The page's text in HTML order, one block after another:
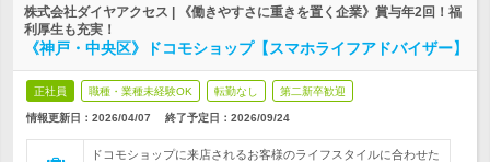
株式会社ダイヤアクセス | 《働きやすさに重きを置く企業》賞与年2回！福
利厚生も充実！
《神戸・中央区》ドコモショップ【スマホライフアドバイザー】
正社員 職種・業種未経験OK 転勤なし 第二新卒歓迎
情報更新日：2026/04/07 終了予定日： 2026/09/24
ドコモショップに来店されるお客様のライフスタイルに合わせた